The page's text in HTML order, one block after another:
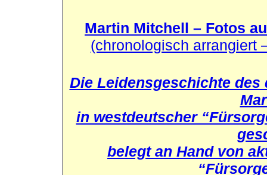
Martin Mitchell – Fotos
(chronologisch arrangiert
Die Leidensgeschichte
in westdeutscher
belegt an Hand von